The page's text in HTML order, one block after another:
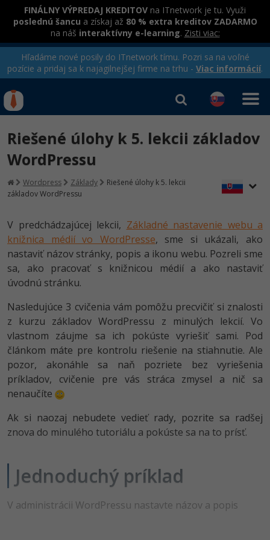
FINÁLNY VÝPREDAJ KREDITOV na ITnetwork je tu. Využi
poslednú šancu a získaj až 80 % extra kreditov ZADARMO
na náš interaktívny e-learning. Zisti viac:
Hľadáme nové posily do ITnetwork tímu. Pozri sa na voľné
pozície a pridaj sa k najagilnejšej firme na trhu - Viac informácií.
Rekvalifikačné kurzy
hradené úradom práce
Kurzy programovania
Ako začať?
Java -80%
C# .NET -80%
Python
JavaScript -80%
PHP -80%
C++ -80%
Swift
Kotlin -80%
VB.NET
SQL
Testovanie softvéru
Marketing -30%
WordPress
SEO -30%
UX
Business
Copywriting
MS Office -80%
Time management
Prihlásiť sa|Registrovať
Riešené úlohy k 5. lekcii základov
WordPressu
Wordpress Základy
Riešené úlohy k 5. lekcii
základov WordPressu
V predchádzajúcej lekcii, Základné nastavenie webu a
knižnica médií vo WordPresse, sme si ukázali, ako
nastaviť názov stránky, popis a ikonu webu. Pozreli sme
sa, ako pracovať s knižnicou médií a ako nastaviť
úvodnú stránku.
Nasledujúce 3 cvičenia vám pomôžu precvičiť si znalosti
z kurzu základov WordPressu z minulých lekcií. Vo
vlastnom záujme sa ich pokúste vyriešiť sami. Pod
článkom máte pre kontrolu riešenie na stiahnutie. Ale
pozor, akonáhle sa naň pozriete bez vyriešenia
príkladov, cvičenie pre vás stráca zmysel a nič sa
nenaučíte
Ak si naozaj nebudete vedieť rady, pozrite sa radšej
znova do minulého tutoriálu a pokúste sa na to prísť.
Jednoduchý príklad
V administrácii WordPressu nastavte názov a popis